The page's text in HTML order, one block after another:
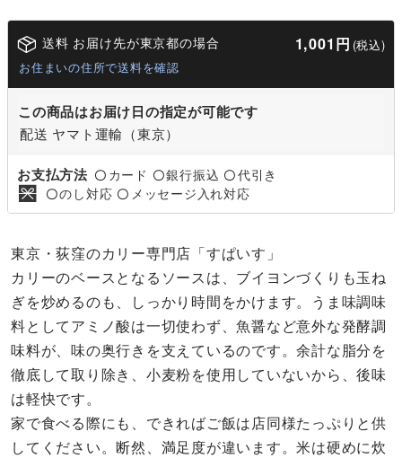
送料 お届け先が東京都の場合 1,001円 (税込)
お住まいの住所で送料を確認
この商品はお届け日の指定が可能です
配送 ヤマト運輸（東京）
お支払方法 〇 カード 〇銀行振込 〇代引き
〇のし対応 〇 メッセージ入れ対応
東京・荻窪のカリー専門店「すぱいす」
カリーのベースとなるソースは、ブイヨンづくりも玉ね
ぎを炒めるのも、しっかり時間をかけます。うま味調味
料としてアミノ酸は一切使わず、魚醤など意外な発酵調
味料が、味の奥行きを支えているのです。余計な脂分を
徹底して取り除き、小麦粉を使用していないから、後味
は軽快です。
家で食べる際にも、できればご飯は店同様たっぷりと供
してください。断然、満足度が違います。米は硬めに炊